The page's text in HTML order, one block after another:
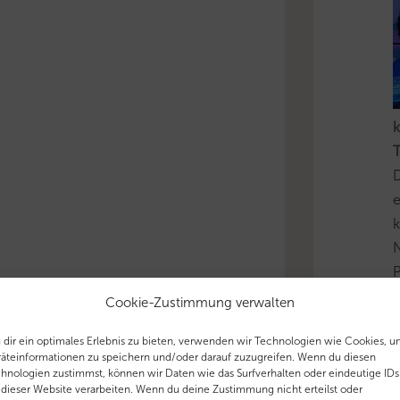
Cookie-Zustimmung verwalten
dir ein optimales Erlebnis zu bieten, verwenden wir Technologien wie Cookies,
zu speichern und/oder darauf zuzugreifen. Wenn du diesen
zustimmst, können wir Daten wie das Surfverhalten oder eindeutige IDs
Website verarbeiten. Wenn du deine Zustimmung nicht erteilst oder